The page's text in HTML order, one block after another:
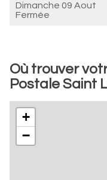
Dimanche 09 Aout
Fermée
Où trouver
Postale Saint
+
−